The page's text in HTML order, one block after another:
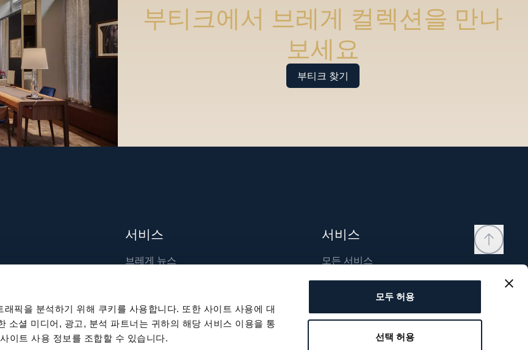
픽을 분석하기 위해 쿠키를 사용합니다. 또한 사이트 사용에 대
소셜 미디어, 광고, 분석 파트너는 귀하의 해당 서비스 이용을 통
이트 사용 정보를 조합할 수 있습니다.
모두 허용
선택 허용
부티크에서 브레게 컬렉션을 만나
보세요
부티크 찾기
서비스
브레게 뉴스
출판물
지속 가능성
채용
서비스
모든 서비스
연락처
위시리스트
사용자 매뉴얼